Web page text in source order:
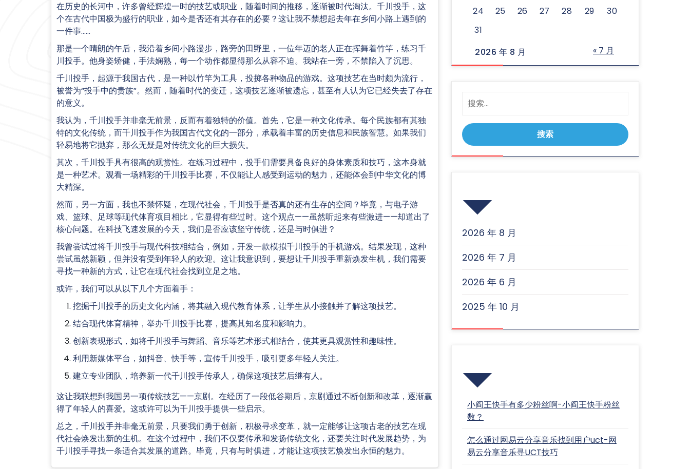
在历史的长河中，许多曾经辉煌一时的技艺或职业，随着时间的推移，逐渐被时代淘汰。千川投手，这
个在古代中国极为盛行的职业，如今是否还有其存在的必要？这让我不禁想起去年在乡间小路上遇到的
一件事……
那是一个晴朗的午后，我沿着乡间小路漫步，路旁的田野里，一位年迈的老人正在挥舞着竹竿，练习千
川投手。他身姿矫健，手法娴熟，每一个动作都显得那么从容不迫。我站在一旁，不禁陷入了沉思。
千川投手，起源于我国古代，是一种以竹竿为工具，投掷各种物品的游戏。这项技艺在当时颇为流行，
被誉为“投手中的贵族”。然而，随着时代的变迁，这项技艺逐渐被遗忘，甚至有人认为它已经失去了存在
的意义。
我认为，千川投手并非毫无前景，反而有着独特的价值。首先，它是一种文化传承。每个民族都有其独
特的文化传统，而千川投手作为我国古代文化的一部分，承载着丰富的历史信息和民族智慧。如果我们
轻易地将它抛弃，那么无疑是对传统文化的巨大损失。
其次，千川投手具有很高的观赏性。在练习过程中，投手们需要具备良好的身体素质和技巧，这本身就
是一种艺术。观看一场精彩的千川投手比赛，不仅能让人感受到运动的魅力，还能体会到中华文化的博
大精深。
然而，另一方面，我也不禁怀疑，在现代社会，千川投手是否真的还有生存的空间？毕竟，与电子游
戏、篮球、足球等现代体育项目相比，它显得有些过时。这个观点——虽然听起来有些激进——却道出了
核心问题。在科技飞速发展的今天，我们是否应该坚守传统，还是与时俱进？
我曾尝试过将千川投手与现代科技相结合，例如，开发一款模拟千川投手的手机游戏。结果发现，这种
尝试虽然新颖，但并没有受到年轻人的欢迎。这让我意识到，要想让千川投手重新焕发生机，我们需要
寻找一种新的方式，让它在现代社会找到立足之地。
或许，我们可以从以下几个方面着手：
挖掘千川投手的历史文化内涵，将其融入现代教育体系，让学生从小接触并了解这项技艺。
结合现代体育精神，举办千川投手比赛，提高其知名度和影响力。
创新表现形式，如将千川投手与舞蹈、音乐等艺术形式相结合，使其更具观赏性和趣味性。
利用新媒体平台，如抖音、快手等，宣传千川投手，吸引更多年轻人关注。
建立专业团队，培养新一代千川投手传承人，确保这项技艺后继有人。
这让我联想到我国另一项传统技艺——京剧。在经历了一段低谷期后，京剧通过不断创新和改革，逐渐赢
得了年轻人的喜爱。这或许可以为千川投手提供一些启示。
总之，千川投手并非毫无前景，只要我们勇于创新，积极寻求变革，就一定能够让这项古老的技艺在现
代社会焕发出新的生机。在这个过程中，我们不仅要传承和发扬传统文化，还要关注时代发展趋势，为
千川投手寻找一条适合其发展的道路。毕竟，只有与时俱进，才能让这项技艺焕发出永恒的魅力。
2026 年 8 月
24
25 26 27 28 29
30
31
« 7 月
搜
索：
2026 年 8 月
2026 年 7 月
2026 年 6 月
2025 年 10 月
小阎王快手有多少粉丝啊-小阎王快手粉丝
数？
怎么通过网易云分享音乐找到用户uct-网
易云分享音乐寻UCT技巧